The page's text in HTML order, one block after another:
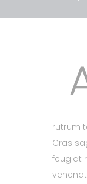
rutrum
Cras
feugiat